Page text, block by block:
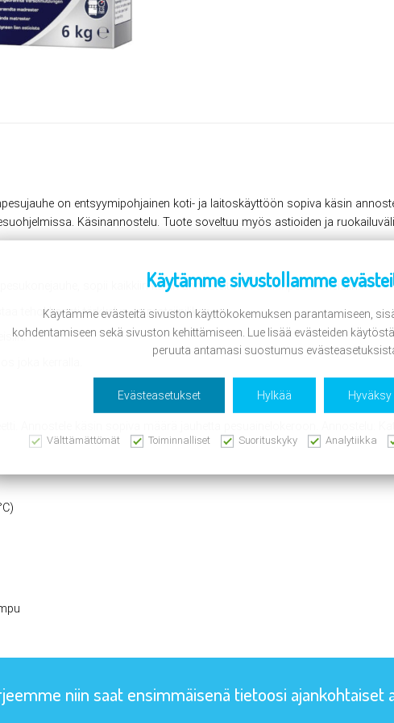
on entsyymipohjainen koti- ja laitoskäyttöön sopiva käsin
Käsinannostelu. Tuote soveltuu myös astioiden ja
sopii kaikkiin käsin annosteltaviin astianpesukoneisiin.
tehokkaasti tärkkelys- ja proteiinilikaa.
joka kerralla.
Annostele käsin sopiva määrä jauhetta pesuainelokeroon. Annostelu:
niin saat ensimmäisenä tietoosi ajankohtaiset
Käytämme sivustollamme
Käytämme evästeitä sivuston käyttökokemuksen parantamiseen,
kohdentamiseen sekä sivuston kehittämiseen. Lue lisää evästeiden
peruuta antamasi suostumus
Evästeasetukset Hylkää Hyväksy
Välttämättömät Toiminnalliset Suorituskyky Analytiikka